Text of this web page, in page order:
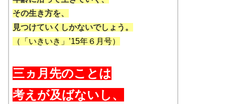
その生き方を、
見つけていくしかないでしょう。
（「いきいき」’15年６月号）
三ヵ月先のことは
考えが及ばないし、